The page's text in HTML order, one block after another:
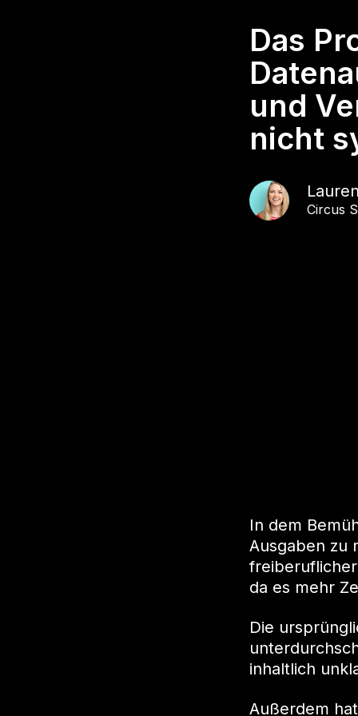
Das
und
nicht
Circus
In dem
Ausgaben zu
da es mehr
Die
inhaltlich
Außerdem